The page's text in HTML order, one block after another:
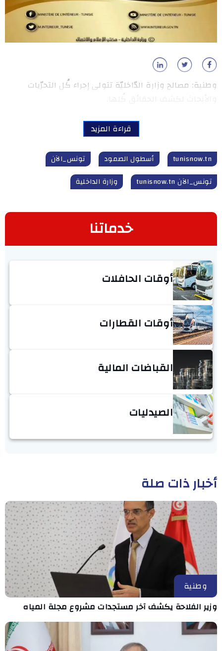
وطنية: مصالح وزارة الدّاخليّة تتولى إجراء كُل التحرّيات
قراءة المزيد
tunisnow.tn أسطول الصمود
تونس_الآن
تونس_الآن tunisnow.tn
وزارة الداخلية
خدماتنا
أوقات الحافلات
أوقات القطارات
القباضات المالية
الصيدليات
أخبار ذات صلة
وطنية
وزير الفلاحة يكشف آخر مستجدات مشروع مجلة المياه